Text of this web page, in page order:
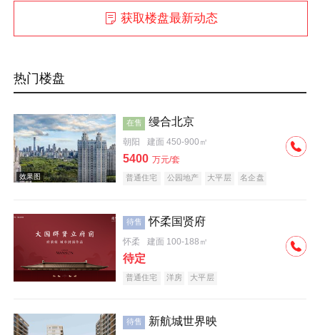
获取楼盘最新动态
热门楼盘
在售 缦合北京
朝阳 建面 450-900㎡
5400 万元/套
普通住宅 公园地产 大平层 名企盘
待售 怀柔国贤府
怀柔 建面 100-188㎡
待定
普通住宅 洋房 大平层
待售 新航城世界映